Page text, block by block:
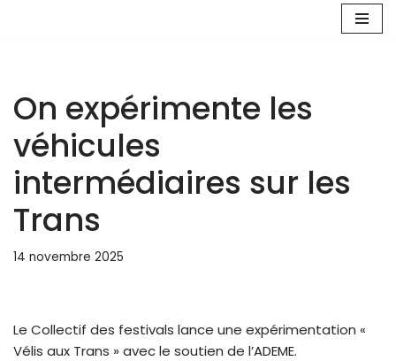
On expérimente les
véhicules
intermédiaires sur les
Trans
14 novembre 2025
Le Collectif des festivals lance une expérimentation «
Vélis aux Trans » avec le soutien de l’ADEME.